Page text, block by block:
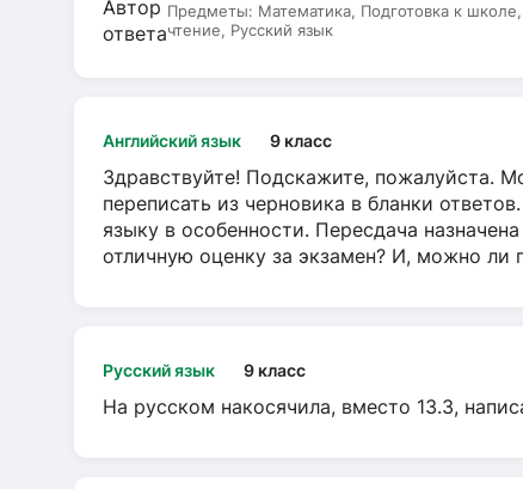
Предметы: Математика, Подготовка к
чтение, Русский язык
Английский язык 9 класс
Здравствуйте! Подскажите, пожалуйста.
переписать из черновика в бланки
языку в особенности. Пересдача
отличную оценку за экзамен? И, можно ли
Русский язык 9 класс
На русском накосячила, вместо 13.3,